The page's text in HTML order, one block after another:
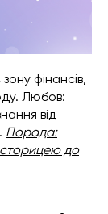
фінансів,
Любов:
від
Порада:
до